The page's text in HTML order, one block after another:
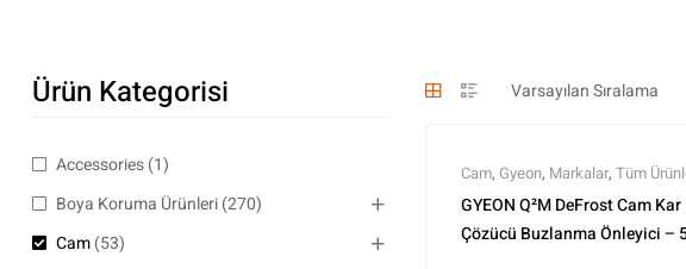
Cam, Gyeon, Markalar, Tüm
Ürünler
GYEON Q²M DeFrost Cam
Çözücü Buzlanma Önleyici –
Ürün Kategorisi
Accessories(1)
Boya Koruma Ürünleri(270)
Cam(53)